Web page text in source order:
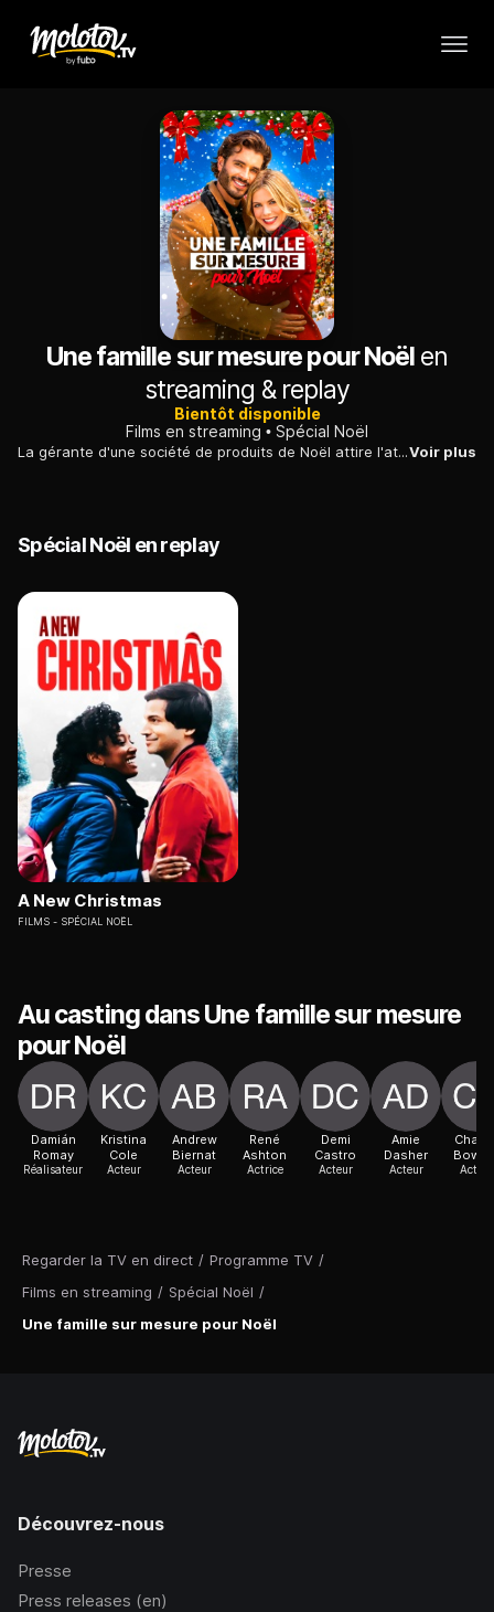
Regarder la TV en direct / Programme TV /
Films en streaming / Spécial Noël /
Une famille sur mesure pour Noël
Une famille sur mesure pour Noël en
streaming & replay
Bientôt disponible
Films en streaming
Spécial Noël
La gérante d'une société de produits de Noël attire l'attention d'un célèbre journal. La rédaction envoie un journaliste pour découvrir son quotidien.Voir plus
Spécial Noël en replay
A New Christmas
FILMS SPÉCIAL NOËL
Au casting dans Une famille sur mesure
pour Noël
Damián
Romay
Réalisateur
Kristina
Cole
Acteur
Andrew
Biernat
Acteur
René
Ashton
Actrice
Demi
Castro
Acteur
Amie
Dasher
Acteur Acteur
Découvrez-nous
Presse
Press releases (en)